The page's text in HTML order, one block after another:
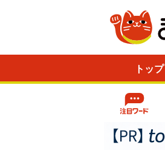
トップ